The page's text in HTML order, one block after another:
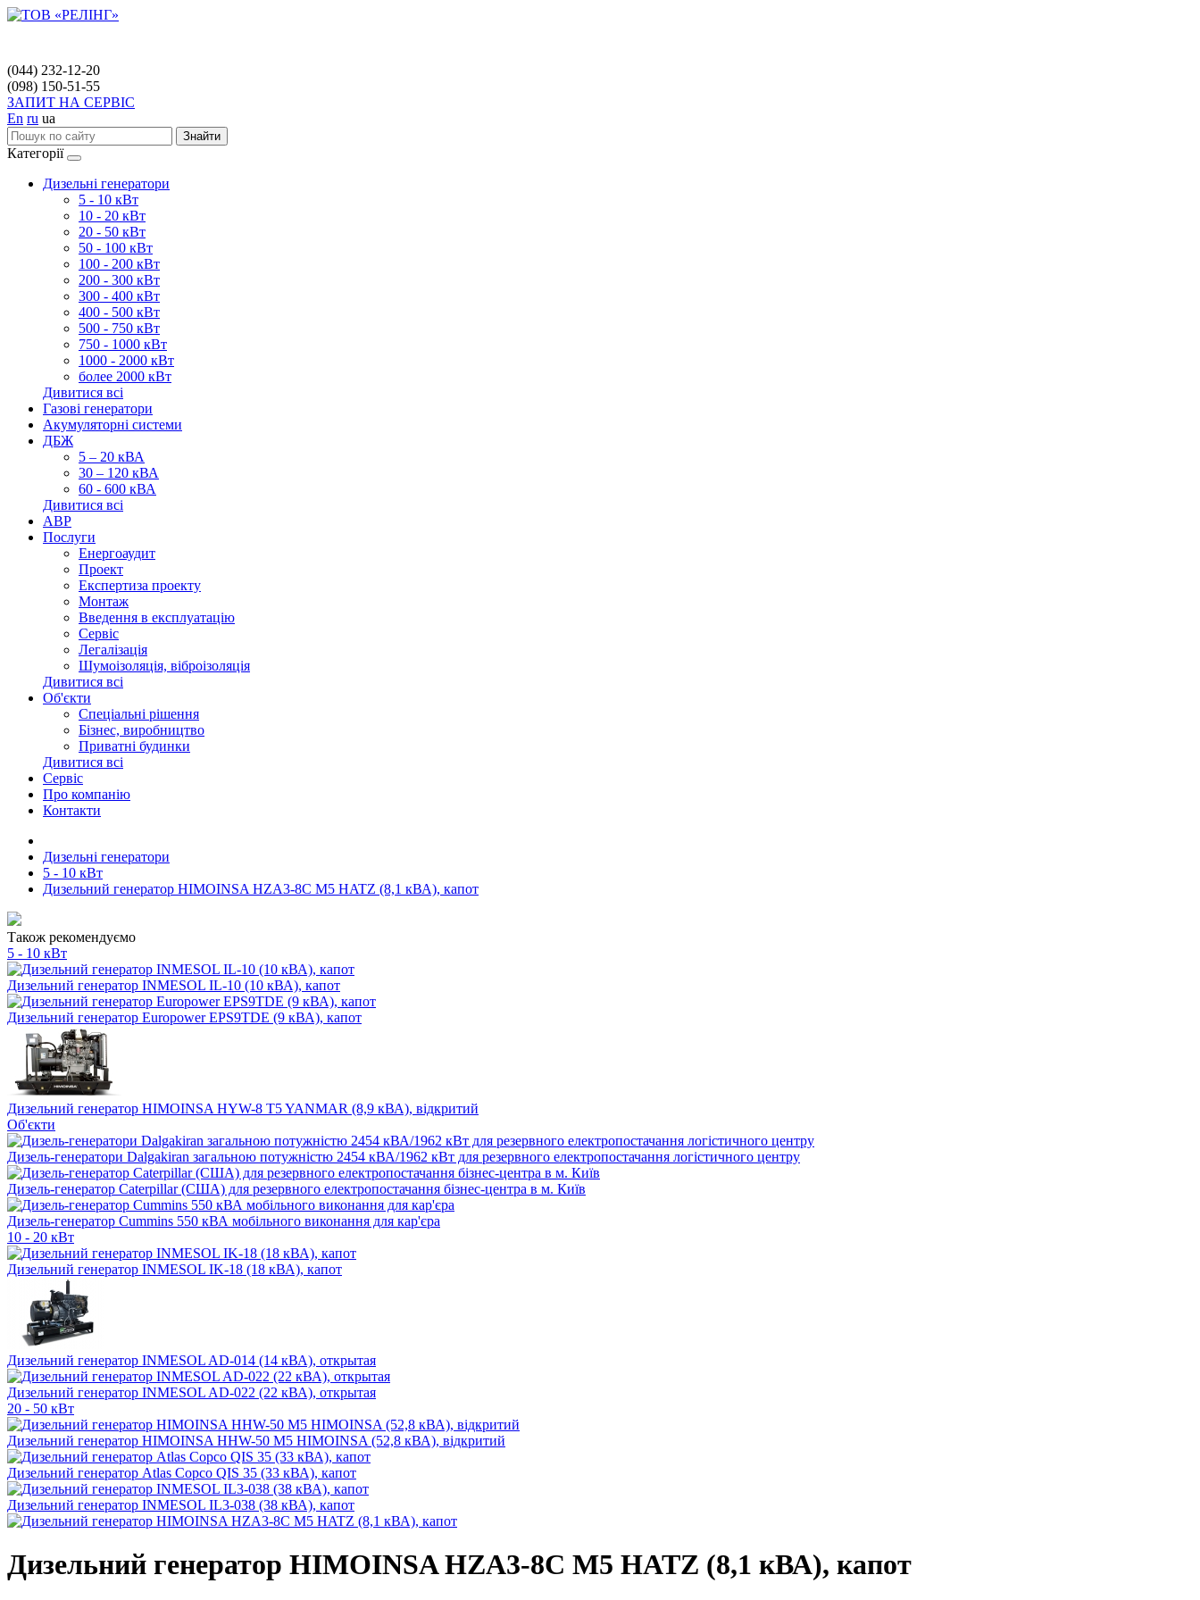
(044) 232-12-20
(098) 150-51-55
ЗАПИТ НА СЕРВІС
En ru ua
Знайти
Категорії
Дизельні генератори
5 - 10 кВт
10 - 20 кВт
20 - 50 кВт
50 - 100 кВт
100 - 200 кВт
200 - 300 кВт
300 - 400 кВт
400 - 500 кВт
500 - 750 кВт
750 - 1000 кВт
1000 - 2000 кВт
более 2000 кВт
Дивитися всі
Газові генератори
Акумуляторні системи
ДБЖ
5 – 20 кВА
30 – 120 кВА
60 - 600 кВА
Дивитися всі
АВР
Послуги
Енергоаудит
Проект
Експертиза проекту
Монтаж
Введення в експлуатацію
Сервіс
Легалізація
Шумоізоляція, віброізоляція
Дивитися всі
Об'єкти
Спеціальні рішення
Бізнес, виробництво
Приватні будинки
Дивитися всі
Сервіс
Про компанію
Контакти
Дизельні генератори
5 - 10 кВт
Дизельний генератор HIMOINSA HZA3-8C M5 HATZ (8,1 кВА), капот
Також рекомендуємо
5 - 10 кВт
Дизельний генератор INMESOL IL-10 (10 кВА), капот
Дизельний генератор Europower EPS9TDE (9 кВА), капот
Дизельний генератор HIMOINSA HYW-8 T5 YANMAR (8,9 кВА), відкритий
Об'єкти
Дизель-генератори Dalgakiran загальною потужністю 2454 кВА/1962 кВт для резервного електропостачання логістичного центру
Дизель-генератор Caterpillar (США) для резервного електропостачання бізнес-центра в м. Київ
Дизель-генератор Cummins 550 кВА мобільного виконання для кар'єра
10 - 20 кВт
Дизельний генератор INMESOL IK-18 (18 кВА), капот
Дизельний генератор INMESOL AD-014 (14 кВА), открытая
Дизельний генератор INMESOL AD-022 (22 кВА), открытая
20 - 50 кВт
Дизельний генератор HIMOINSA HHW-50 M5 HIMOINSA (52,8 кВА), відкритий
Дизельний генератор Atlas Copco QIS 35 (33 кВА), капот
Дизельний генератор INMESOL IL3-038 (38 кВА), капот
Дизельний генератор HIMOINSA HZA3-8C M5 HATZ (8,1 кВА), капот